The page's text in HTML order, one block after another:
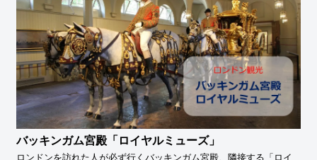
バッキンガム宮殿「ロイヤルミューズ」
ロンドンを訪れた人が必ず行くバッキンガム宮殿、隣接する「ロイ